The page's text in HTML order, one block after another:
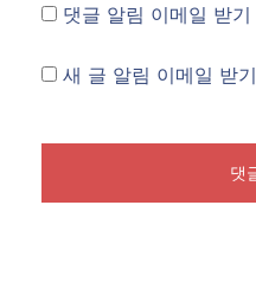
댓글 알림 이메일 받기
새 글 알림 이메일 받기